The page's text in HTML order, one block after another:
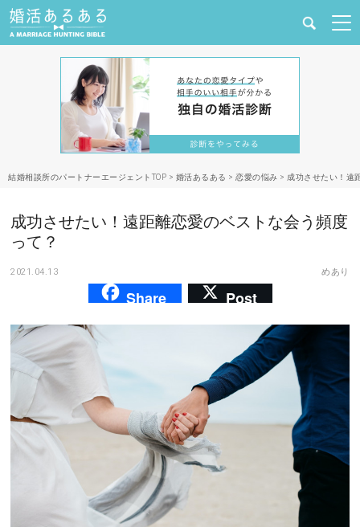
婚活と結婚
恋愛の悩み
合コン・街コン
マッチングアプリ
あるある
その他
ドキドキ
仕事とキャリア
結婚相談所のパートナーエージェントTOP > 婚活あるある > 恋愛の悩み > 成功させたい！遠
成功させたい！遠距離恋愛のベストな会う頻度
って？
2021.04.13 めあり
Share Post